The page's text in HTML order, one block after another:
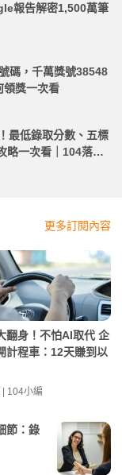
報告解密1,500萬筆
碼，千萬獎號38548
領獎一次看
最低錄取分數、五標
略一次看｜104落點
更多訂閱內容
翻身！不怕AI取代 企
計程車：12天賺到以
104小編
節：錄